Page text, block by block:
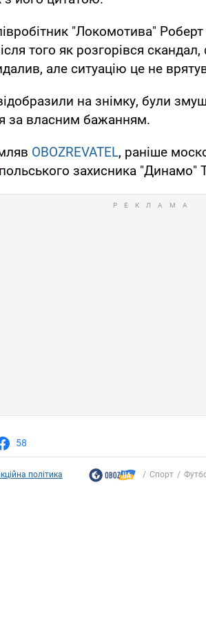
"Локомотива"
того як розгорівся
але ситуацію це не
на знімку, були
за власним бажанням.
OBOZREVATEL, раніше
польського захисника "Динамо"
58
політика Спорт